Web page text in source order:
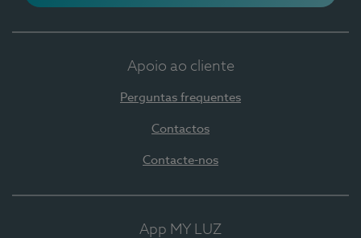
Apoio ao cliente
Perguntas frequentes
Contactos
Contacte-nos
App MY LUZ